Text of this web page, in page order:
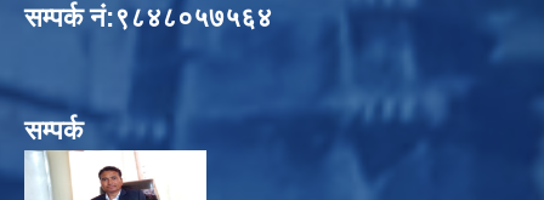
सम्पर्क नं:९८४८०५७५६४
सम्पर्क